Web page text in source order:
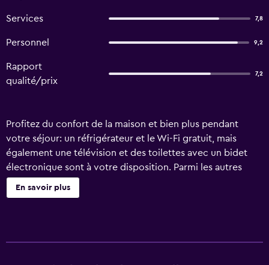
Services 7,8
Personnel 9,2
Rapport
qualité/prix
7,2
Profitez du confort de la maison et bien plus pendant
votre séjour: un réfrigérateur et le Wi-Fi gratuit, mais
également une télévision et des toilettes avec un bidet
électronique sont à votre disposition. Parmi les autres
équipements, vous trouverez un sèche-cheveux, des
serviettes, des chaussons et une table de tennis de table.
En savoir plus